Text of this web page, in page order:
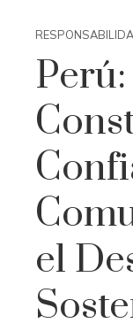
Perú:
el